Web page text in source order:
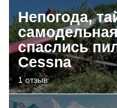
Непогода,
спаслись
Cessna
1 отзыв